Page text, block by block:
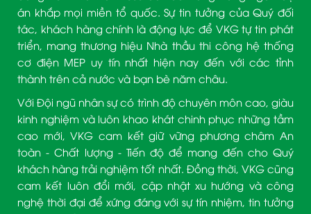
án khắp mọi miền tổ quốc. Sự tin tưởng của Quý đối
tác, khách hàng chính là động lực để VKG tự tin phát
triển, mang thương hiệu Nhà thầu thi công hệ thống
cơ điện MEP uy tín nhất hiện nay đến với các tỉnh
thành trên cả nước và bạn bè năm châu.
Với Đội ngũ nhân sự có trình độ chuyên môn cao, giàu
kinh nghiệm và luôn khao khát chinh phục những tầm
cao mới, VKG cam kết giữ vững phương châm An
toàn - Chất lượng - Tiến độ để mang đến cho Quý
khách hàng trải nghiệm tốt nhất. Đồng thời, VKG cũng
cam kết luôn đổi mới, cập nhật xu hướng và công
nghệ thời đại để xứng đáng với sự tín nhiệm, tin tưởng